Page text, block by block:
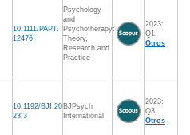
10.1111/PAPT.
12476
Psychology
and
Psychotherapy:
Theory,
Research and
Practice
2023:
Q1,
Otros
10.1192/BJI.20
23.3
BJPsych
International
2023:
Q3,
Otros